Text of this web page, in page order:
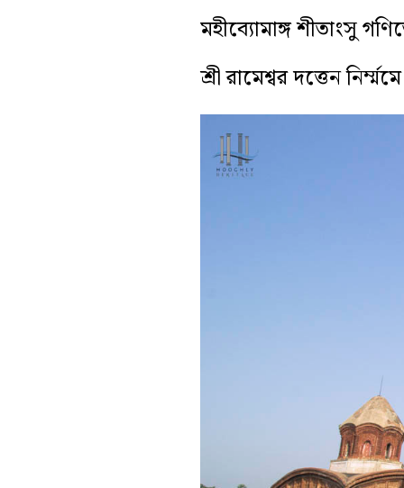
মহীব্যোমাঙ্গ শীতাংসু
শ্রী রামেশ্বর দত্তেন